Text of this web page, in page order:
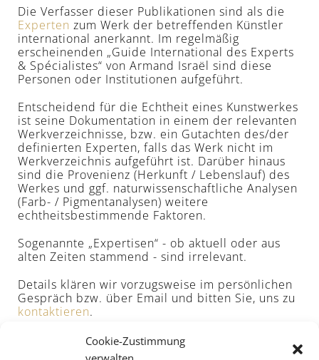
Cookie-Zustimmung
Die Verfasser dieser Publikationen sind als die
Experten zum Werk der betreffenden Künstler
international anerkannt. Im regelmäßig
erscheinenden „Guide International des Experts
& Spécialistes“ von Armand Israël sind diese
Personen oder Institutionen aufgeführt.
Entscheidend für die Echtheit eines Kunstwerkes
ist seine Dokumentation in einem der relevanten
Werkverzeichnisse, bzw. ein Gutachten des/der
definierten Experten, falls das Werk nicht im
Werkverzeichnis aufgeführt ist. Darüber hinaus
sind die Provenienz (Herkunft / Lebenslauf) des
Werkes und ggf. naturwissenschaftliche Analysen
(Farb- / Pigmentanalysen) weitere
echtheitsbestimmende Faktoren.
Sogenannte „Expertisen“ - ob aktuell oder aus
alten Zeiten stammend - sind irrelevant.
Details klären wir vorzugsweise im persönlichen
Gespräch bzw. über Email und bitten Sie, uns zu
kontaktieren.